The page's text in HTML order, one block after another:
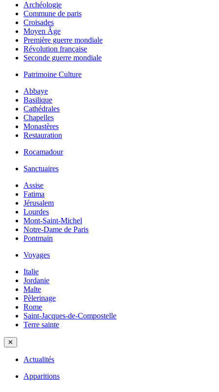
Archéologie
Commune de paris
Croisades
Moyen Âge
Première guerre mondiale
Révolution française
Seconde guerre mondiale
Patrimoine Culture
Abbaye
Basilique
Cathédrales
Chapelles
Monastères
Restauration
Rocamadour
Sanctuaires
Assise
Fatima
Jérusalem
Lourdes
Mont-Saint-Michel
Notre-Dame de Paris
Pontmain
Voyages
Italie
Jordanie
Malte
Pèlerinage
Rome
Saint-Jacques-de-Compostelle
Terre sainte
✕
Actualités
Apparitions